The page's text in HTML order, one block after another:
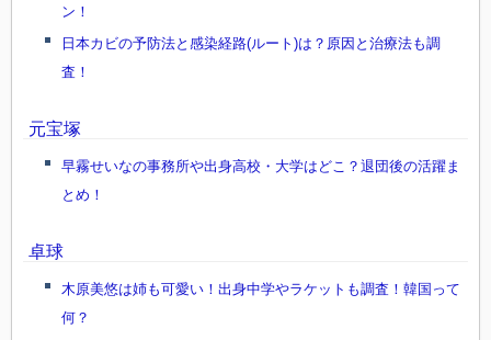
ン！
日本カビの予防法と感染経路(ルート)は？原因と治療法も調
査！
元宝塚
早霧せいなの事務所や出身高校・大学はどこ？退団後の活躍ま
とめ！
卓球
木原美悠は姉も可愛い！出身中学やラケットも調査！韓国って
何？